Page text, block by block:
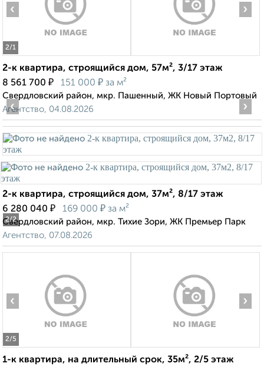
2/1
‹ ›
2-к квартира, строящийся дом, 57м², 3/17 этаж
8 561 700 ₽ 151 000 ₽ за м²
Свердловский район, мкр. Пашенный, ЖК Новый Портовый
Агентство, 04.08.2026
2/2
‹ ›
2-к квартира, строящийся дом, 37м², 8/17 этаж
6 280 040 ₽ 169 000 ₽ за м²
Свердловский район, мкр. Тихие Зори, ЖК Премьер Парк
Агентство, 07.08.2026
2/5
‹ ›
1-к квартира, на длительный срок, 35м², 2/5 этаж